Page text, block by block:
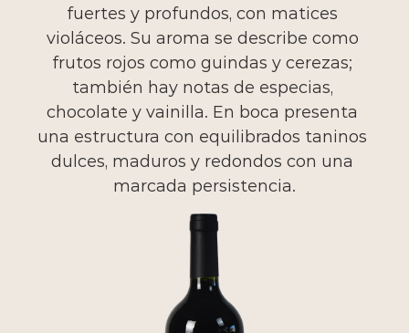
fuertes y profundos, con matices
violáceos. Su aroma se describe como
frutos rojos como guindas y cerezas;
también hay notas de especias,
chocolate y vainilla. En boca presenta
una estructura con equilibrados taninos
dulces, maduros y redondos con una
marcada persistencia.